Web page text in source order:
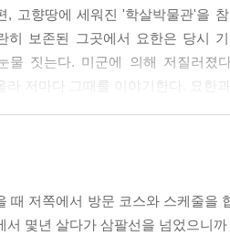
고 미워할 때가 있으며 전쟁할 때
를 주사 애쓰게 하신 것을 내가 보
였느냐 네 아우의 핏소리가 땅에서
, 고향땅에 세워진 '학살박물관'을
히 보존된 그곳에서 요한은 당시
물 짓는다. 미군에 의해 저질러졌
라 저마다 그때를 이야기한다. 요
학살사건을 배경으로 이땅에 들
희망한다. 『손님』은 황석영만이
는 실험정신이 만들어낸 작품이
때 저쪽에서 방문 코스와 스케줄을
서 몇년 살다가 삼팔선을 넘었으니